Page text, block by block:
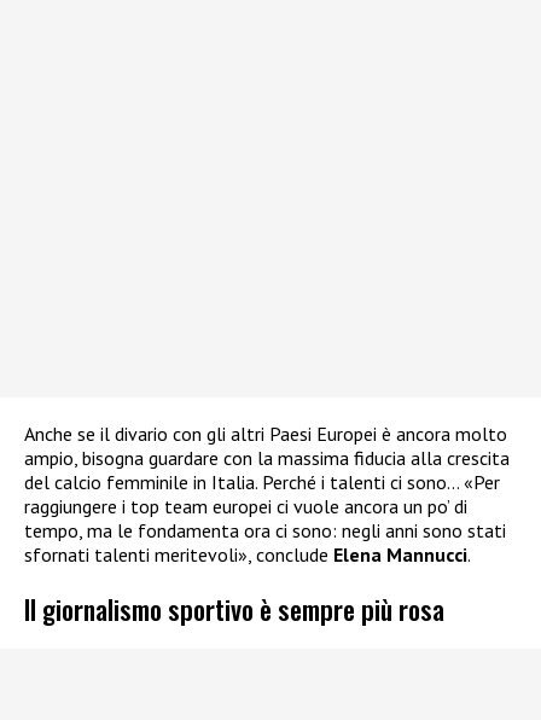
Anche se il divario con gli altri Paesi Europei è ancora molto
ampio, bisogna guardare con la massima fiducia alla crescita
del calcio femminile in Italia. Perché i talenti ci sono… «Per
raggiungere i top team europei ci vuole ancora un po’ di
tempo, ma le fondamenta ora ci sono: negli anni sono stati
sfornati talenti meritevoli», conclude Elena Mannucci.
Il giornalismo sportivo è sempre più rosa